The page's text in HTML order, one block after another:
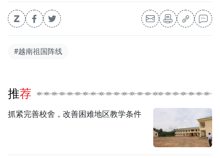
#越南祖国阵线
推荐
抓紧完善校舍，改善困难地区教学条件